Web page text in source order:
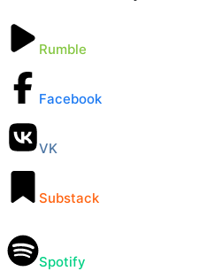
Rumble
Facebook
VK
Substack
Spotify